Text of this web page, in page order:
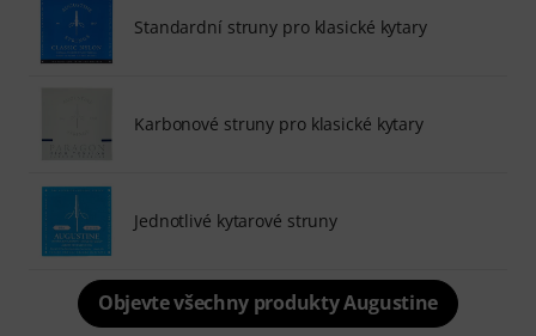
Standardní struny pro klasické kytary
Karbonové struny pro klasické kytary
Jednotlivé kytarové struny
Objevte všechny produkty Augustine